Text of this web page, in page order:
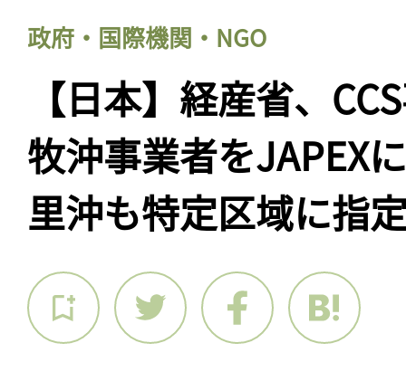
政府・国際機関・NGO
【日本】経産省、
牧沖事業者をJAPEX
里沖も特定区域に指